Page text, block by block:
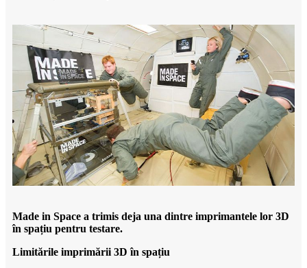
Made in Space a trimis deja una dintre imprimantele lor 3D
în spațiu pentru testare.
Limitările imprimării 3D în spațiu